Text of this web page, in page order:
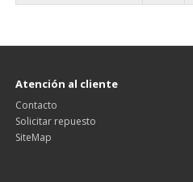
Atención al cliente
Contacto
Solicitar repuesto
SiteMap